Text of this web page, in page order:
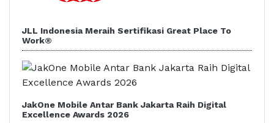
JLL Indonesia Meraih Sertifikasi Great Place To
Work®
JakOne Mobile Antar Bank Jakarta Raih Digital
Excellence Awards 2026